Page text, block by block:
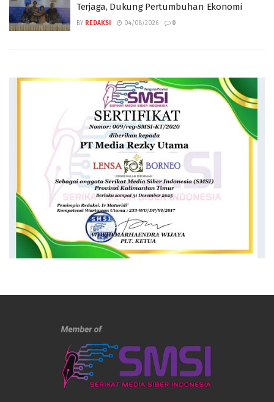
Terjaga, Dukung Pertumbuhan Ekonomi
BY REDAKSI 04/08/2026 0